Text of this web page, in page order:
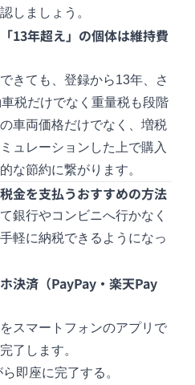
しましょう。
13年超え」の個体は維持費
きても、登録から13年、さ
税だけでなく重量税も段階
車両価格だけでなく、増税
ュレーションした上で購入
な節約に繋がります。
金を支払うおすすめの方法
銀行やコンビニへ行かなく
軽に納税できるようになっ
決済（PayPay・楽天Pay
スマートフォンのアプリで
了します。
即座に完了する。